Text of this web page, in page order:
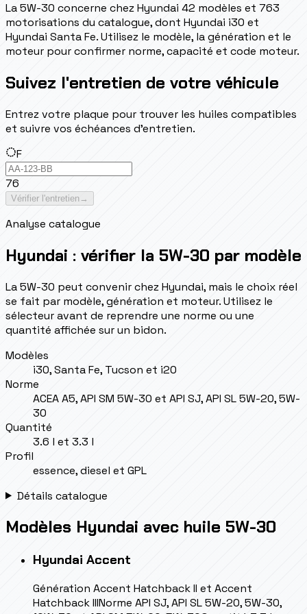
La 5W-30 concerne chez Hyundai 42 modèles et 763
motorisations du catalogue, dont Hyundai i30 et
Hyundai Santa Fe. Utilisez le modèle, la génération et le
moteur pour confirmer norme, capacité et code moteur.
Suivez l'entretien de votre véhicule
Entrez votre plaque pour trouver les huiles compatibles
et suivre vos échéances d'entretien.
F
76
Vérifier l'entretien→
Analyse catalogue
Hyundai : vérifier la 5W-30 par modèle
La 5W-30 peut convenir chez Hyundai, mais le choix réel
se fait par modèle, génération et moteur. Utilisez le
sélecteur avant de reprendre une norme ou une
quantité affichée sur un bidon.
Modèles
i30, Santa Fe, Tucson et i20
Norme
ACEA A5, API SM 5W-30 et API SJ, API SL 5W-20, 5W-
30
Quantité
3.6 l et 3.3 l
Profil
essence, diesel et GPL
Détails catalogue
Modèles Hyundai avec huile 5W-30
Hyundai Accent
Génération Accent Hatchback II et Accent
Hatchback IIINorme API SJ, API SL 5W-20, 5W-30,